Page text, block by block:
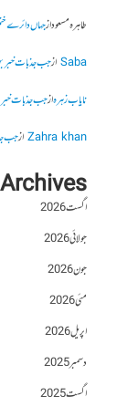
طاہرہ مسعودازجہاں دائرے
Sabaازجب جذبات خبر
نایاب زہرہازجب جذبات خبر
Zahra khanازجب
Archives
اگست 2026
جولائی 2026
جون 2026
مئی 2026
اپریل 2026
دسمبر 2025
اگست 2025